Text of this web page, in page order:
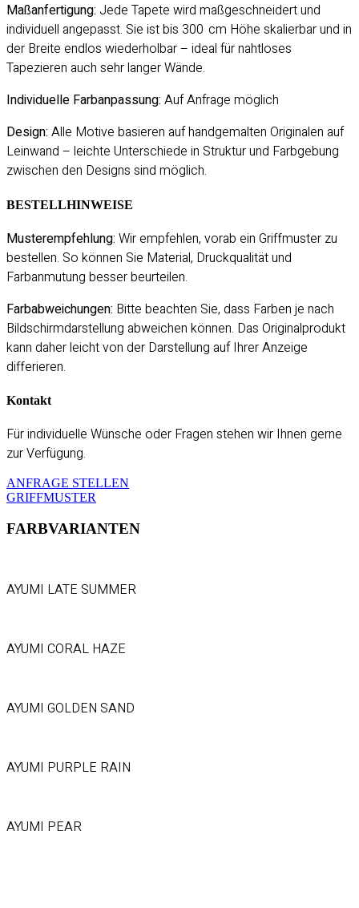
Maßanfertigung: Jede Tapete wird maßgeschneidert und
individuell angepasst. Sie ist bis 300 cm Höhe skalierbar und in
der Breite endlos wiederholbar – ideal für nahtloses
Tapezieren auch sehr langer Wände.
Individuelle Farbanpassung: Auf Anfrage möglich
Design: Alle Motive basieren auf handgemalten Originalen auf
Leinwand – leichte Unterschiede in Struktur und Farbgebung
zwischen den Designs sind möglich.
BESTELLHINWEISE
Musterempfehlung: Wir empfehlen, vorab ein Griffmuster zu
bestellen. So können Sie Material, Druckqualität und
Farbanmutung besser beurteilen.
Farbabweichungen: Bitte beachten Sie, dass Farben je nach
Bildschirmdarstellung abweichen können. Das Originalprodukt
kann daher leicht von der Darstellung auf Ihrer Anzeige
differieren.
Kontakt
Für individuelle Wünsche oder Fragen stehen wir Ihnen gerne
zur Verfügung.
ANFRAGE STELLEN
GRIFFMUSTER
FARBVARIANTEN
AYUMI LATE SUMMER
AYUMI CORAL HAZE
AYUMI GOLDEN SAND
AYUMI PURPLE RAIN
AYUMI PEAR